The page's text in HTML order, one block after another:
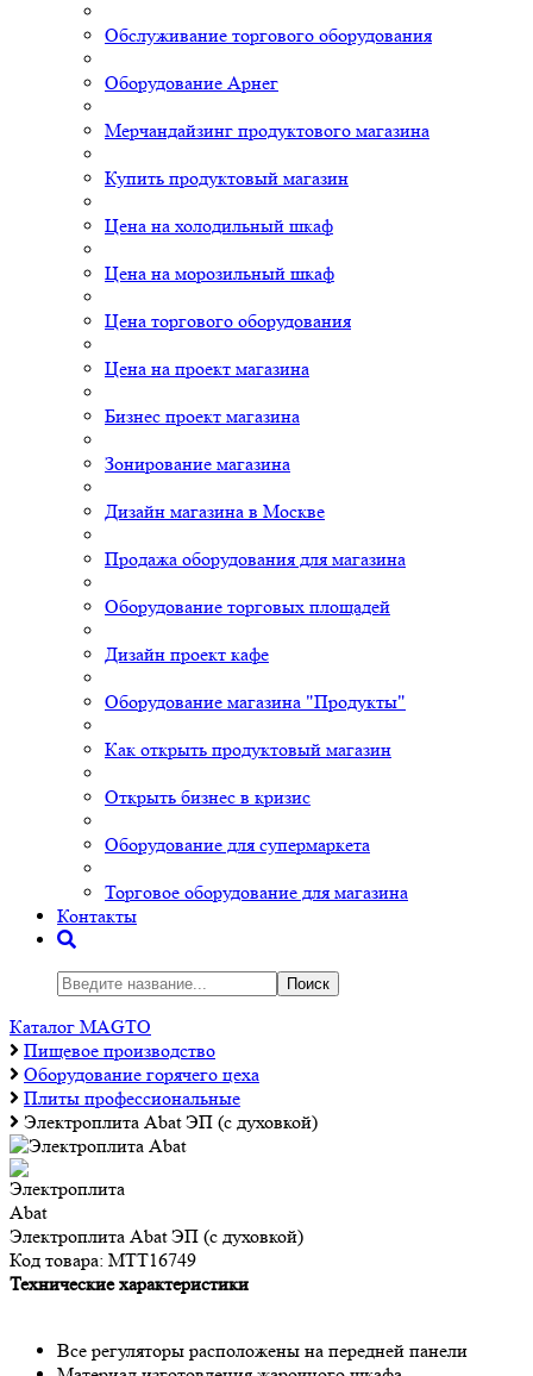
Обслуживание торгового оборудования
Оборудование Арнег
Мерчандайзинг продуктового магазина
Купить продуктовый магазин
Цена на холодильный шкаф
Цена на морозильный шкаф
Цена торгового оборудования
Цена на проект магазина
Бизнес проект магазина
Зонирование магазина
Дизайн магазина в Москве
Продажа оборудования для магазина
Оборудование торговых площадей
Дизайн проект кафе
Оборудование магазина "Продукты"
Как открыть продуктовый магазин
Открыть бизнес в кризис
Оборудование для супермаркета
Торговое оборудование для магазина
Контакты
Поиск
Каталог MAGTO
Пищевое производство
Оборудование горячего цеха
Плиты профессиональные
Электроплита Abat ЭП (с духовкой)
Электроплита Abat ЭП (с духовкой)
Код товара: МТТ16749
Технические характеристики
Все регуляторы расположены на передней панели